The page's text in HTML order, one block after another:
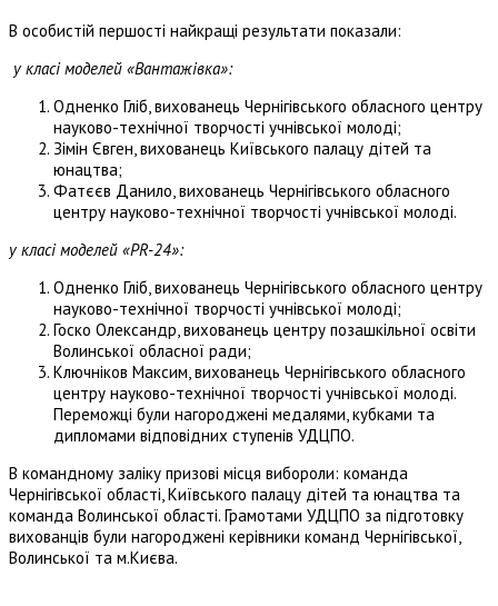
В особистій першості найкращі результати показали:
у класі моделей «Вантажівка»:
Одненко Гліб, вихованець Чернігівського обласного центру
науково-технічної творчості учнівської молоді;
Зімін Євген, вихованець Київського палацу дітей та
юнацтва;
Фатєєв Данило, вихованець Чернігівського обласного
центру науково-технічної творчості учнівської молоді.
у класі моделей «PR-24»:
Одненко Гліб, вихованець Чернігівського обласного центру
науково-технічної творчості учнівської молоді;
Госко Олександр, вихованець центру позашкільної освіти
Волинської обласної ради;
Ключніков Максим, вихованець Чернігівського обласного
центру науково-технічної творчості учнівської молоді.
Переможці були нагороджені медалями, кубками та
дипломами відповідних ступенів УДЦПО.
В командному заліку призові місця вибороли: команда
Чернігівської області, Київського палацу дітей та юнацтва та
команда Волинської області. Грамотами УДЦПО за підготовку
вихованців були нагороджені керівники команд Чернігівської,
Волинської та м.Києва.